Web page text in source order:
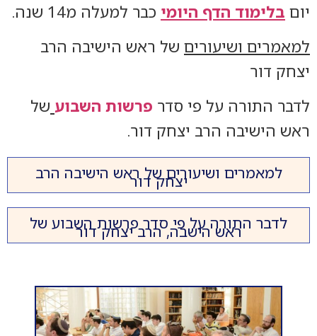
יום בלימוד הדף היומי כבר למעלה מ14 שנה.
למאמרים ושיעורים של ראש הישיבה הרב
יצחק דור
לדבר התורה על פי סדר פרשות השבוע של
ראש הישיבה הרב יצחק דור.
למאמרים ושיעורים של ראש הישיבה הרב
יצחק דור
לדבר התורה על פי סדר פרשות השבוע של
ראש הישבה, הרב יצחק דור